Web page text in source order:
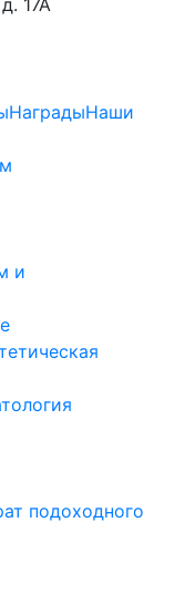
17А
НаградыНаши
и
подоходного